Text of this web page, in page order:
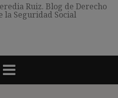
Ruiz. Blog de Derecho
la Seguridad Social